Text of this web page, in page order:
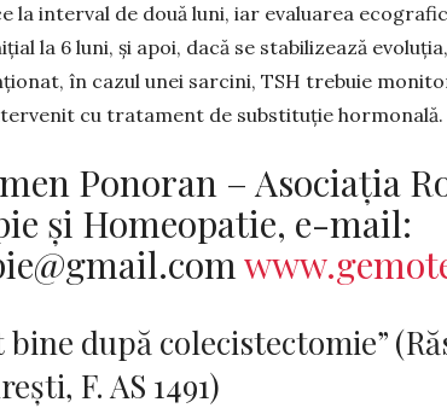
la interval de două luni, iar evaluarea
la 6 luni, și apoi, dacă se stabilizează
în cazul unei sarcini, TSH trebuie
cu tratament de substituție hormo­nală.
Ponoran – Asociația
și Homeopatie, e-mail:
bine după colecistectomie”
F. AS 1491)